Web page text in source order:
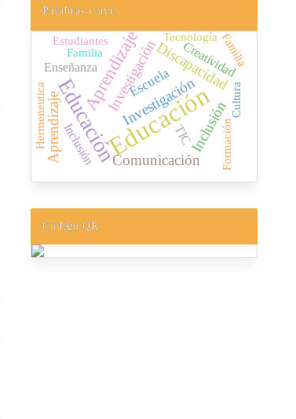
Palabras clave
Educación
Educación
Aprendizaje
Comunicación
Discapacidad
Investigación
InvestigaciónInclusión
Aprendizaje
Escuela
Inclusión
Enseñanza Creatividad
TIC
Familia
Estudiantes
Cultura
Tecnología Familia
Hermeneutica Formación
Código QR